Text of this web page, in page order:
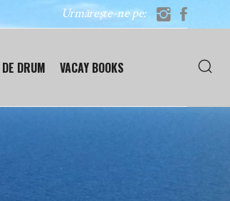
Urmărește-ne pe:
DRUM VACAY BOOKS